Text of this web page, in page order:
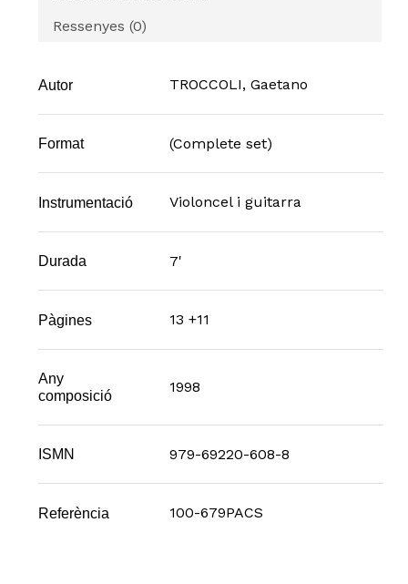
Ressenyes (0)
Autor TROCCOLI, Gaetano
Format (Complete set)
Instrumentació Violoncel i guitarra
Durada 7'
Pàgines 13 +11
Any
composició
1998
ISMN 979-69220-608-8
Referència 100-679PACS